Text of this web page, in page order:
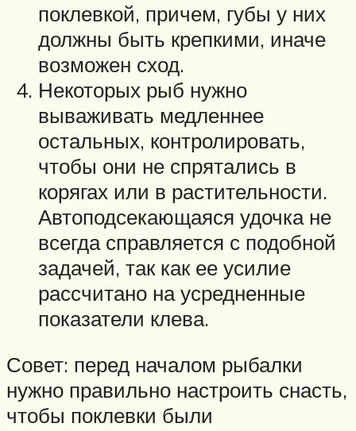
поклевкой, причем, губы у них
должны быть крепкими, иначе
возможен сход.
Некоторых рыб нужно
вываживать медленнее
остальных, контролировать,
чтобы они не спрятались в
корягах или в растительности.
Автоподсекающаяся удочка не
всегда справляется с подобной
задачей, так как ее усилие
рассчитано на усредненные
показатели клева.
Совет: перед началом рыбалки
нужно правильно настроить снасть,
чтобы поклевки были